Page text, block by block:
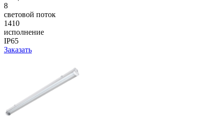
8
световой поток
1410
исполнение
IP65
Заказать